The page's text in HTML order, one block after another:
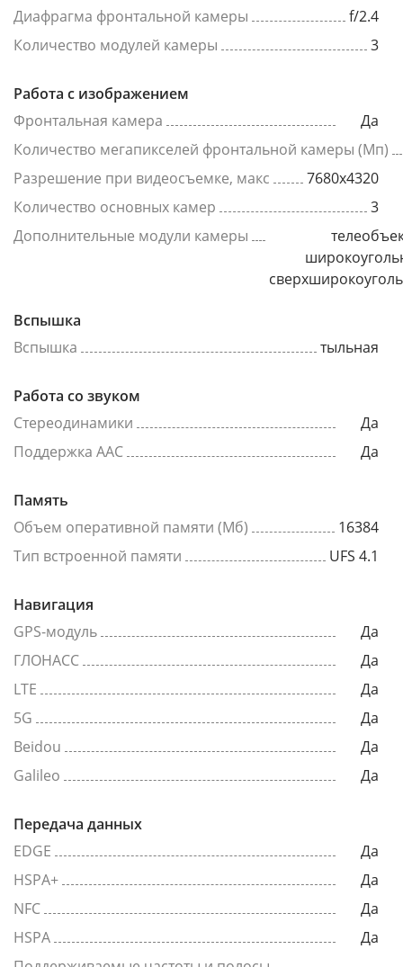
Диафрагма фронтальной камеры
f/2.4
Количество модулей камеры
3
Работа с изображением
Фронтальная камера
Да
Количество мегапикселей фронтальной камеры (Мп)
Разрешение при видеосъемке, макс
7680x4320
Количество основных камер
3
Дополнительные модули камеры
Вспышка
Вспышка
тыльная
Работа со звуком
Стереодинамики
Да
Поддержка AAC
Да
Память
Объем оперативной памяти (Мб)
16384
Тип встроенной памяти
UFS 4.1
Навигация
GPS-модуль
Да
ГЛОНАСС
Да
LTE
Да
5G
Да
Beidou
Да
Galileo
Да
Передача данных
EDGE
Да
HSPA+
Да
NFC
Да
HSPA
Да